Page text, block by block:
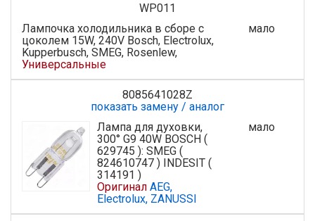
WP011
Лампочка холодильника в сборе c
цоколем 15W, 240V Bosch, Electrolux,
Kupperbusch, SMEG, Rosenlew,
Универсальные
мало
8085641028Z
показать замену / аналог
Лампа для духовки,
300° G9 40W BOSCH (
629745 ): SMEG (
824610747 ) INDESIT (
314191 )
Оригинал AEG,
Electrolux, ZANUSSI
мало